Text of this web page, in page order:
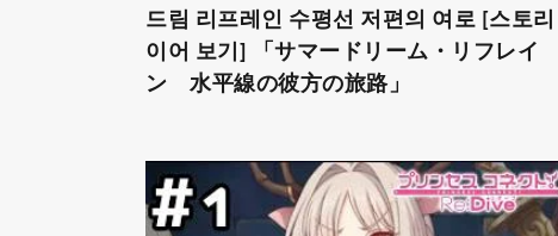
드림 리프레인 수평선 저편의 여로 [스토리
이어 보기] 「サマードリーム・リフレイ
ン 水平線の彼方の旅路」